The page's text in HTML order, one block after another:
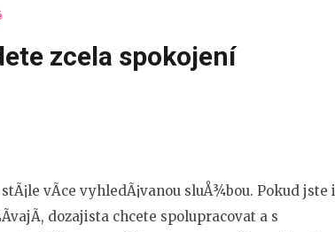
zcela spokojení
vÃ­ce vyhledÃ¡vanou sluÅ¾bou. Pokud jste i
dozajista chcete spolupracovat a s